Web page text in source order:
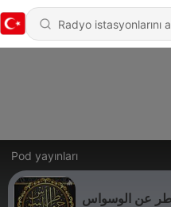
Pod yayınları
عن الوسواس